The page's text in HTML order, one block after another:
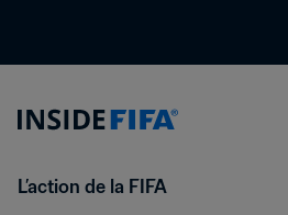
L’action de la FIFA